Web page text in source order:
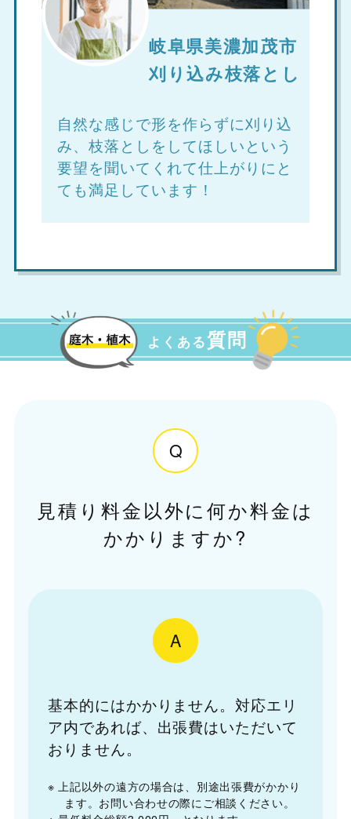
岐阜県美濃加茂市
刈り込み枝落とし
自然な感じで形を作らずに刈り込
み、枝落としをしてほしいという
要望を聞いてくれて仕上がりにと
ても満足しています！
よくある質問
Q
見積り料金以外に何か料金は
かかりますか?
A
基本的にはかかりません。対応エリ
ア内であれば、出張費はいただいて
おりません。
※ 上記以外の遠方の場合は、別途出張費がかかり
ます。お問い合わせの際にご相談ください。